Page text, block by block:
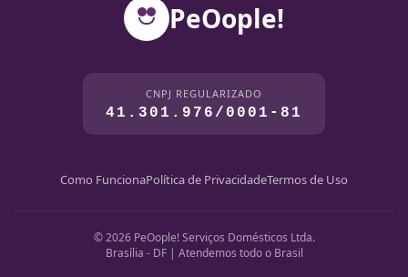
PeOople!
CNPJ REGULARIZADO
41.301.976/0001-81
Como FuncionaPolítica de PrivacidadeTermos de Uso
© 2026 PeOople! Serviços Domésticos Ltda.
Brasília - DF | Atendemos todo o Brasil